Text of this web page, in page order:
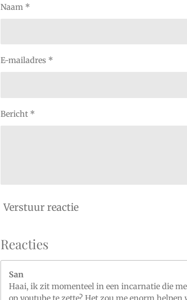
Naam *
E-mailadres *
Bericht *
Verstuur reactie
Reacties
San
Haai, ik zit momenteel in een incarnatie die
op youtube te zette? Het zou me enorm